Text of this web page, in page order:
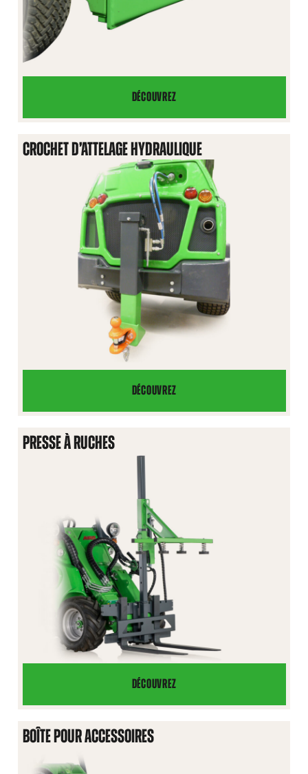
DÉCOUVREZ
CROCHET
D’ATTELAGE
À
L’AVANT
CROCHET D’ATTELAGE HYDRAULIQUE
DÉCOUVREZ
CROCHET
D’ATTELAGE
PRESSE À RUCHES
DÉCOUVREZ
PRESSE
À
RUCHES
BOÎTE POUR ACCESSOIRES